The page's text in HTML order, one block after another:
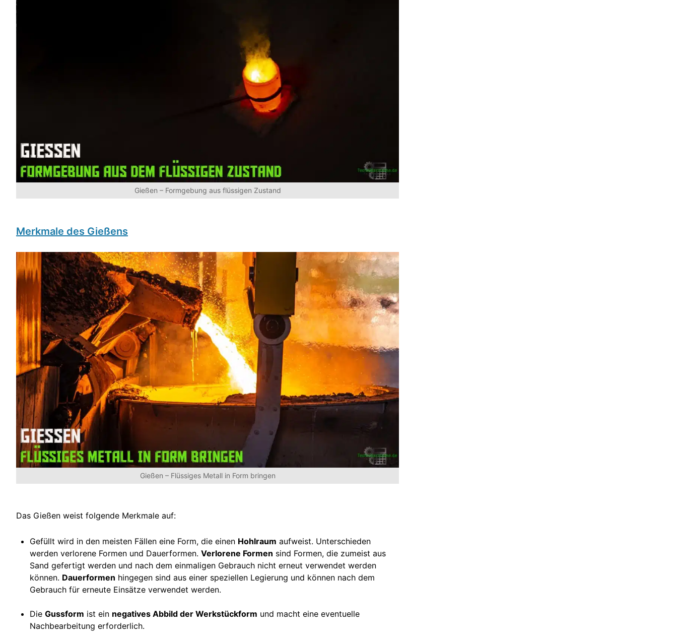
Gießen – Formgebung aus flüssigen Zustand
Merkmale des Gießens
Gießen – Flüssiges Metall in Form bringen
Das Gießen weist folgende Merkmale auf:
Gefüllt wird in den meisten Fällen eine Form, die einen Hohlraum aufweist. Unterschieden
werden verlorene Formen und Dauerformen. Verlorene Formen sind Formen, die zumeist aus
Sand gefertigt werden und nach dem einmaligen Gebrauch nicht erneut verwendet werden
können. Dauerformen hingegen sind aus einer speziellen Legierung und können nach dem
Gebrauch für erneute Einsätze verwendet werden.
Die Gussform ist ein negatives Abbild der Werkstückform und macht eine eventuelle
Nachbearbeitung erforderlich.